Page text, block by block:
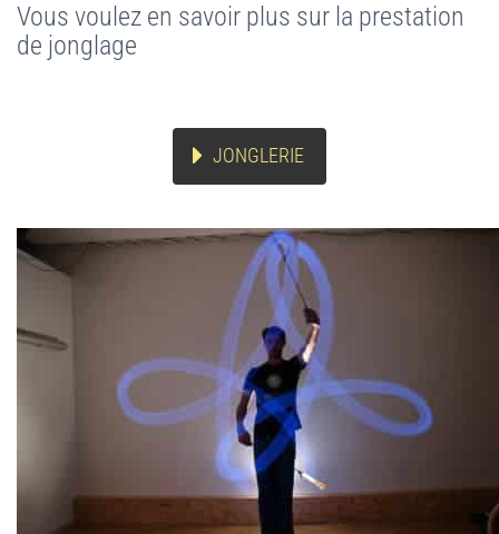
Vous voulez en savoir plus sur la prestation
de jonglage
JONGLERIE